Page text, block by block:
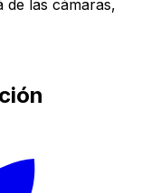
de las cámaras,